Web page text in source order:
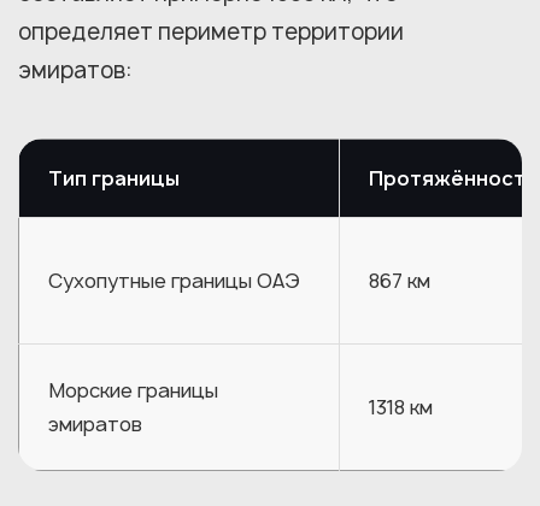
определяет периметр территории
эмиратов:
Тип границы Протяжённость
Сухопутные границы ОАЭ 867 км
Морские границы
эмиратов
1318 км